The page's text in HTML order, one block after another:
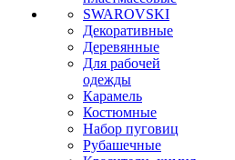
SWAROVSKI
Декоративные
Деревянные
Для рабочей
одежды
Карамель
Костюмные
Набор пуговиц
Рубашечные